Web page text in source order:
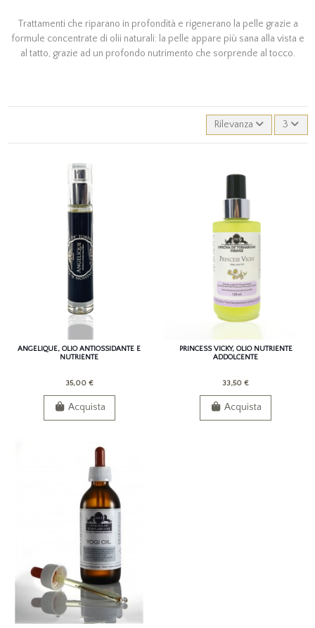
Trattamenti che riparano in profondità e rigenerano la pelle grazie a
formule concentrate di olii naturali: la pelle appare più sana alla vista e
al tatto, grazie ad un profondo nutrimento che sorprende al tocco.
Rilevanza 3
ANGELIQUE, OLIO ANTIOSSIDANTE E
NUTRIENTE
35,00 €
Acquista
PRINCESS VICKY, OLIO NUTRIENTE
ADDOLCENTE
33,50 €
Acquista